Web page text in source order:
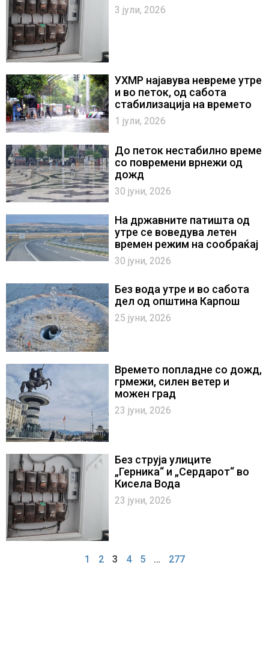
3 јули, 2026
УХМР најавува невреме утре
и во петок, од сабота
стабилизација на времето
1 јули, 2026
До петок нестабилно време
со повремени врнежи од
дожд
30 јуни, 2026
На државните патишта од
утре се воведува летен
времен режим на сообраќај
30 јуни, 2026
Без вода утре и во сабота
дел од општина Карпош
25 јуни, 2026
Времето попладне со дожд,
грмежи, силен ветер и
можен град
23 јуни, 2026
Без струја улиците
„Герника“ и „Сердарот“ во
Кисела Вода
23 јуни, 2026
1 2 3 4 5 … 277